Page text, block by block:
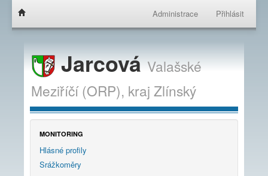
Administrace Přihlásit
JarcováValašské
Meziříčí (ORP), kraj Zlínský
MONITORING
Hlásné profily
Srážkoměry